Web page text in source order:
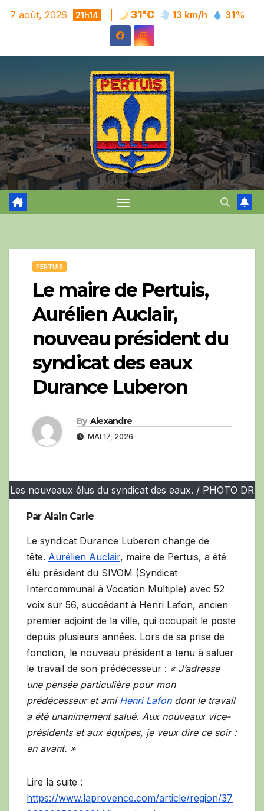
Skip
7 août, 2026 21h14 31°C 13 km/h 31%
PERTUIS
Le maire de Pertuis,
Aurélien Auclair,
nouveau président du
syndicat des eaux
Durance Luberon
By Alexandre
MAI 17, 2026
Les nouveaux élus du syndicat des eaux. / PHOTO DR
Par Alain Carle
Le syndicat Durance Luberon change de
tête. Aurélien Auclair, maire de Pertuis, a été
élu président du SIVOM (Syndicat
Intercommunal à Vocation Multiple) avec 52
voix sur 56, succédant à Henri Lafon, ancien
premier adjoint de la ville, qui occupait le poste
depuis plusieurs années. Lors de sa prise de
fonction, le nouveau président a tenu à saluer
le travail de son prédécesseur : « J’adresse
une pensée particulière pour mon
prédécesseur et ami Henri Lafondont le travail
a été unanimement salué. Aux nouveaux vice-
présidents et aux équipes, je veux dire ce soir :
en avant. »
Lire la suite :
https://www.laprovence.com/article/region/37